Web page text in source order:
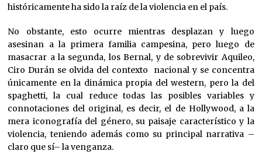
históricamente ha sido la raíz de la violencia en el país.
No obstante, esto ocurre mientras desplazan y luego
asesinan a la primera familia campesina, pero luego de
masacrar a la segunda, los Bernal, y de sobrevivir Aquileo,
Ciro Durán se olvida del contexto nacional y se concentra
únicamente en la dinámica propia del western, pero la del
spaghetti, la cual reduce todas las posibles variables y
connotaciones del original, es decir, el de Hollywood, a la
mera iconografía del género, su paisaje característico y la
violencia, teniendo además como su principal narrativa –
claro que sí– la venganza.